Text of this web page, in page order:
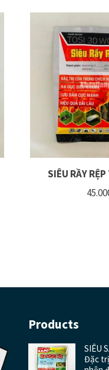
SIÊU RẦY
Products
SIÊU
Đặc